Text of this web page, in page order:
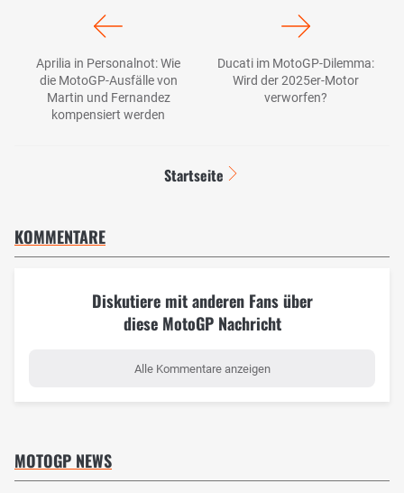
Aprilia in Personalnot: Wie
die MotoGP-Ausfälle von
Martin und Fernandez
kompensiert werden
Ducati im MotoGP-Dilemma:
Wird der 2025er-Motor
verworfen?
Startseite
KOMMENTARE
Diskutiere mit anderen Fans über
diese MotoGP Nachricht
Alle Kommentare anzeigen
MOTOGP NEWS